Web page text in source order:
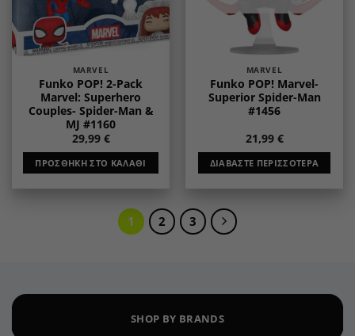
MARVEL
Funko POP! 2-Pack
Marvel: Superhero
Couples- Spider-Man &
MJ #1160
29,99 €
ΠΡΟΣΘΉΚΗ ΣΤΟ ΚΑΛΆΘΙ
MARVEL
Funko POP! Marvel-
Superior Spider-Man
#1456
21,99 €
ΔΙΑΒΆΣΤΕ ΠΕΡΙΣΣΌΤΕΡΑ
1 2 3
SHOP BY BRANDS